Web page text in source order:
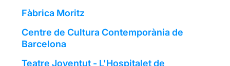
Fàbrica Moritz
Centre de Cultura Contemporània de
Barcelona
Teatre Joventut - L'Hospitalet de